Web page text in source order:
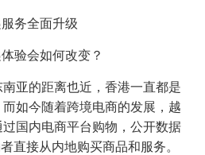
务全面升级
验会如何改变？
亚的距离也近，香港一直都是
如今随着跨境电商的发展，越
国内电商平台购物，公开数据
直接从内地购买商品和服务。